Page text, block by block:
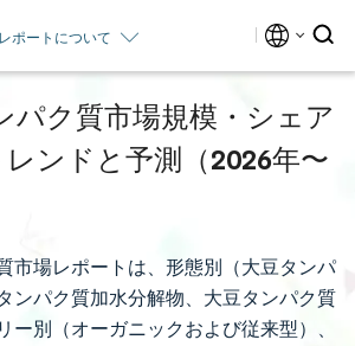
ポートについて
パク質市場規模・シェア
レンドと予測（2026年〜
市場レポートは、形態別（大豆タンパ
ンパク質加水分解物、大豆タンパク質
ー別（オーガニックおよび従来型）、